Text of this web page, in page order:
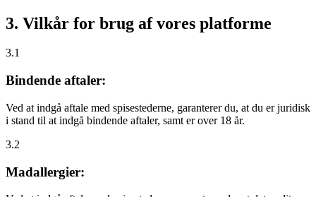
3. Vilkår for brug af vores platforme
3.1
Bindende aftaler:
Ved at indgå aftale med spisestederne, garanterer du, at du er juridisk
i stand til at indgå bindende aftaler, samt er over 18 år.
3.2
Madallergier: